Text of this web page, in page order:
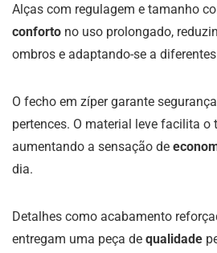
Alças com regulagem e tamanho
conforto no uso prolongado,
ombros e adaptando-se a
O fecho em zíper garante
pertences. O material leve facilita o
aumentando a sensação de
dia.
Detalhes como acabamento
entregam uma peça de qualidade